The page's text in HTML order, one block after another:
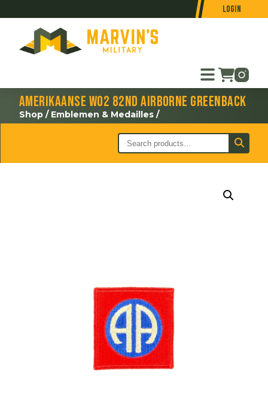
Login
Amerikaanse WO2 82nd Airborne Greenback
Shop / Emblemen & Medailles /